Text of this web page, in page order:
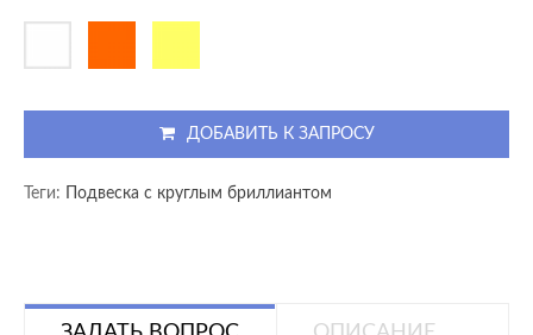
ДОБАВИТЬ К ЗАПРОСУ
Теги: Подвеска с круглым бриллиантом